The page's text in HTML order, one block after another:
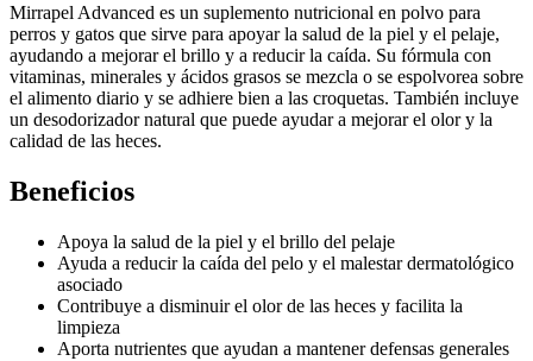
Mirrapel Advanced es un suplemento nutricional en polvo para
perros y gatos que sirve para apoyar la salud de la piel y el pelaje,
ayudando a mejorar el brillo y a reducir la caída. Su fórmula con
vitaminas, minerales y ácidos grasos se mezcla o se espolvorea sobre
el alimento diario y se adhiere bien a las croquetas. También incluye
un desodorizador natural que puede ayudar a mejorar el olor y la
calidad de las heces.
Beneficios
Apoya la salud de la piel y el brillo del pelaje
Ayuda a reducir la caída del pelo y el malestar dermatológico
asociado
Contribuye a disminuir el olor de las heces y facilita la
limpieza
Aporta nutrientes que ayudan a mantener defensas generales